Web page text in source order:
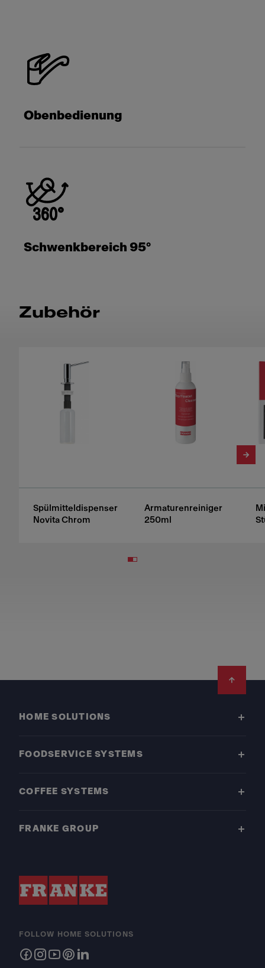
Obenbedienung
Schwenkbereich 95°
Zubehör
Spülmitteldispenser
Novita Chrom
Armaturenreiniger
250ml
HOME SOLUTIONS
FOODSERVICE SYSTEMS
COFFEE SYSTEMS
FRANKE GROUP
FOLLOW HOME SOLUTIONS